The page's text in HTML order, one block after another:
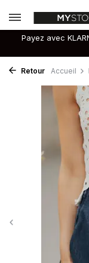
Payez avec
Retour Accueil